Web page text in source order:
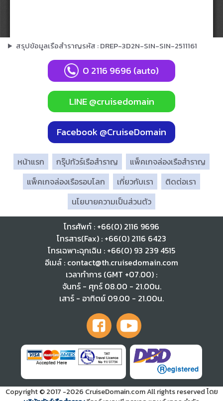
สรุปข้อมูลเรือสำราญรหัส : DREP-3D2N-SIN-SIN-2511161
0 2116 9696 (auto)
LINE @cruisedomain
Facebook @CruiseDomain
หน้าแรก กรุ๊ปทัวร์เรือสำราญ
แพ็คเกจล่องเรือสำราญ
แพ็คเกจล่องเรือรอบโลก
เกี่ยวกับเรา
ติดต่อเรา
นโยบายความเป็นส่วนตัว
โทรศัพท์ : +66(0) 2116 9696
โทรสาร(Fax) : +66(0) 2116 6423
โทรเฉพาะฉุกเฉิน : +66(0) 93 239 4515
อีเมล์ : contact@th.cruisedomain.com
เวลาทำการ (GMT +07.00) :
จันทร์ - ศุกร์ 08.00 - 21.00น.
เสาร์ - อาทิตย์ 09.00 - 21.00น.
Copyright © 2017 -2026 CruiseDomain.com All rights reserved โดย